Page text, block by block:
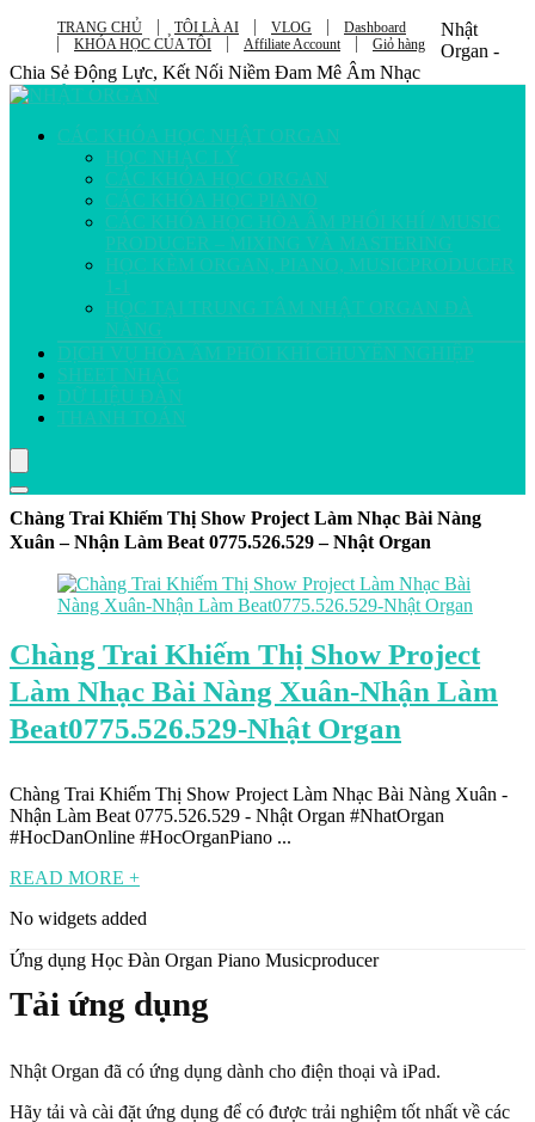
TRANG CHỦ TÔI LÀ AI VLOG
Dashboard
KHÓA HỌC CỦA TÔI
Affiliate Account Giỏ hàng
Nhật
Organ -
Chia Sẻ Động Lực, Kết Nối Niềm Đam Mê Âm Nhạc
CÁC KHÓA HỌC NHẬT ORGAN
HỌC NHẠC LÝ
CÁC KHÓA HỌC ORGAN
CÁC KHÓA HỌC PIANO
CÁC KHÓA HỌC HÒA ÂM PHỐI KHÍ / MUSIC
PRODUCER – MIXING VÀ MASTERING
HỌC KÈM ORGAN, PIANO, MUSICPRODUCER
1-1
HỌC TẠI TRUNG TÂM NHẬT ORGAN ĐÀ
NẴNG
DỊCH VỤ HÒA ÂM PHỐI KHÍ CHUYÊN NGHIỆP
SHEET NHẠC
DỮ LIỆU ĐÀN
THANH TOÁN
Chàng Trai Khiếm Thị Show Project Làm Nhạc Bài Nàng
Xuân – Nhận Làm Beat 0775.526.529 – Nhật Organ
Chàng Trai Khiếm Thị Show Project
Làm Nhạc Bài Nàng Xuân-Nhận Làm
Beat0775.526.529-Nhật Organ
Chàng Trai Khiếm Thị Show Project Làm Nhạc Bài Nàng Xuân -
Nhận Làm Beat 0775.526.529 - Nhật Organ #NhatOrgan
#HocDanOnline #HocOrganPiano ...
READ MORE +
No widgets added
Ứng dụng Học Đàn Organ Piano Musicproducer
Tải ứng dụng
Nhật Organ đã có ứng dụng dành cho điện thoại và iPad.
Hãy tải và cài đặt ứng dụng để có được trải nghiệm tốt nhất về các